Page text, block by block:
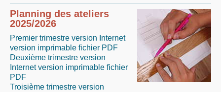
Planning des ateliers
2025/2026
Premier trimestre version Internet
version imprimable fichier PDF
Deuxième trimestre version
Internet version imprimable fichier
PDF
Troisième trimestre version